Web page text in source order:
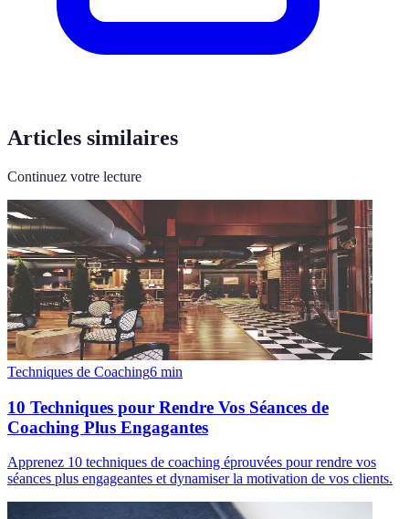
Articles similaires
Continuez votre lecture
Techniques de Coaching6 min
10 Techniques pour Rendre Vos Séances de
Coaching Plus Engagantes
Apprenez 10 techniques de coaching éprouvées pour rendre vos
séances plus engageantes et dynamiser la motivation de vos clients.